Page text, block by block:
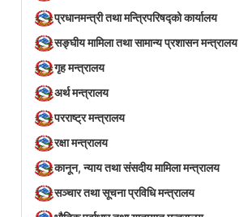
प्रधानमन्त्री तथा मन्त्रिपरिषद्को कार्यालय
सङ्घीय मामिला तथा सामान्य प्रशासन मन्त्रालय
गृह मन्त्रालय
अर्थ मन्त्रालय
परराष्ट्र मन्त्रालय
रक्षा मन्त्रालय
कानून, न्याय तथा संसदीय मामिला मन्त्रालय
सञ्‍चार तथा सूचना प्रविधि मन्त्रालय